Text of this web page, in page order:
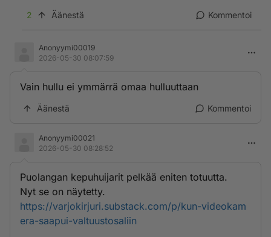
2 Äänestä Kommentoi
Anonyymi00019
2026-05-30 08:07:59
Vain hullu ei ymmärrä omaa hulluuttaan
Äänestä Kommentoi
Anonyymi00021
2026-05-30 08:28:52
Puolangan kepuhuijarit pelkää eniten totuutta.
Nyt se on näytetty.
https://varjokirjuri.substack.com/p/kun-videokam
era-saapui-valtuustosaliin